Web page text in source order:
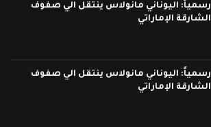
رسمياً: اليوناني مانولاس ينتقل الي صفوف
الشارقة الإماراتي
رسمياً: اليوناني مانولاس ينتقل الي صفوف
الشارقة الإماراتي